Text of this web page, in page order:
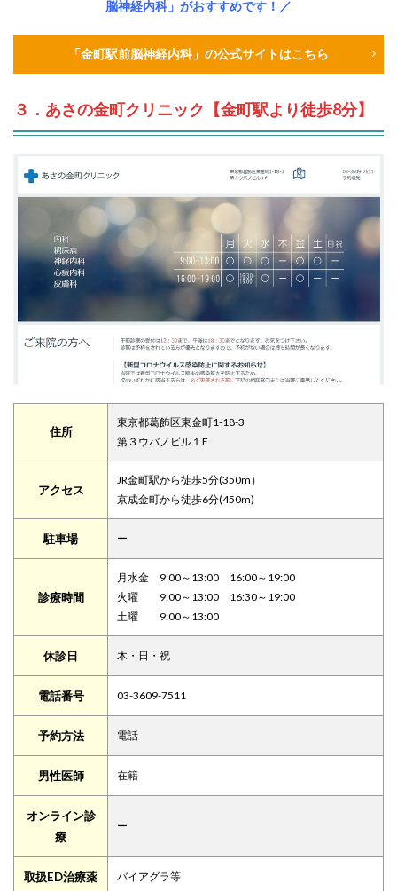
脳神経内科」がおすすめです！／
「金町駅前脳神経内科」の公式サイトはこちら
３．あさの金町クリニック【金町駅より徒歩8分】
住所
東京都葛飾区東金町1-18-3
第３ウバノビル１F
アクセス
JR金町駅から徒歩5分(350m）
京成金町から徒歩6分(450m)
駐車場 ー
診療時間
月水金 9:00～13:00 16:00～19:00
火曜 9:00～13:00 16:30～19:00
土曜 9:00～13:00
休診日 木・日・祝
電話番号 03-3609-7511
予約方法 電話
男性医師 在籍
オンライン診
療
ー
取扱ED治療薬 バイアグラ等